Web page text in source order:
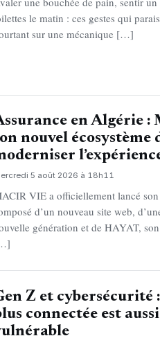
le matin : ces gestes qui
sur une mécanique […]
en Algérie :
nouvel
5 août 2026 à 18h11
VIE a officiellement lancé
d’un nouveau site web,
génération et de HAYAT,
Z et cybersécurité
connectée est